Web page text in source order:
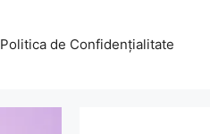
Politica de Confidențialitate